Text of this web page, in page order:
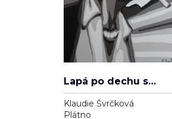
Lapá po dechu skrz zničené plíce
Klaudie Švrčková
Plátno